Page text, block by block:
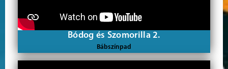
Bódog és Szomorilla 2.
Bábszínpad